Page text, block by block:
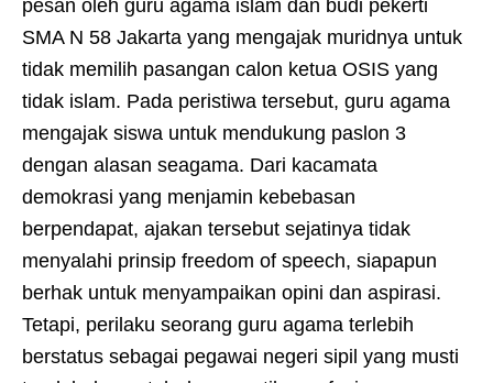
pesan oleh guru agama islam dan budi pekerti
SMA N 58 Jakarta yang mengajak muridnya untuk
tidak memilih pasangan calon ketua OSIS yang
tidak islam. Pada peristiwa tersebut, guru agama
mengajak siswa untuk mendukung paslon 3
dengan alasan seagama. Dari kacamata
demokrasi yang menjamin kebebasan
berpendapat, ajakan tersebut sejatinya tidak
menyalahi prinsip freedom of speech, siapapun
berhak untuk menyampaikan opini dan aspirasi.
Tetapi, perilaku seorang guru agama terlebih
berstatus sebagai pegawai negeri sipil yang musti